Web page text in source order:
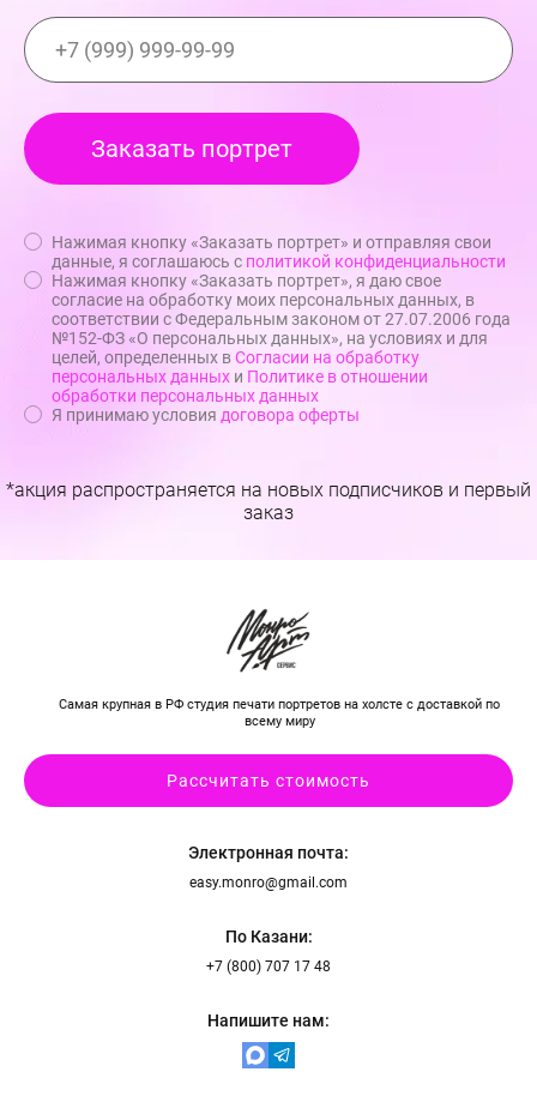
Нажимая кнопку «Заказать портрет» и отправляя свои
данные, я соглашаюсь с политикой конфиденциальности
Нажимая кнопку «Заказать портрет», я даю свое
согласие на обработку моих персональных данных, в
соответствии с Федеральным законом от 27.07.2006 года
№152-ФЗ «О персональных данных», на условиях и для
целей, определенных вСогласии на обработку
персональных данных и Политике в отношении
обработки персональных данных
Я принимаю условия договора оферты
*акция распространяется на новых подписчиков и первый
заказ
Самая крупная в РФ студия печати портретов на холсте с доставкой по
всему миру
Рассчитать стоимость
Электронная почта:
easy.monro@gmail.com
По Казани:
+7 (800) 707 17 48
Напишите нам: